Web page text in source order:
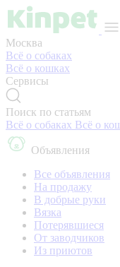
Москва
Всё о собаках
Всё о кошках
Сервисы
Поиск по статьям
Всё о собаках Всё о
Объявления
Все объявления
На продажу
В добрые руки
Вязка
Потерявшиеся
От заводчиков
Из приютов